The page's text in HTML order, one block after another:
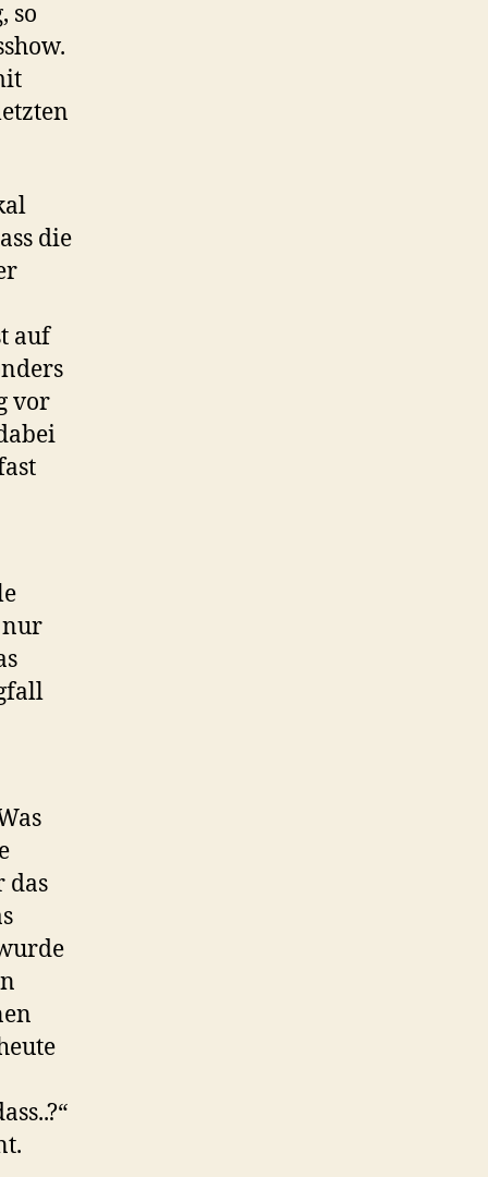
Quotentiefpunkt
so
die
auf
vor
nur
das